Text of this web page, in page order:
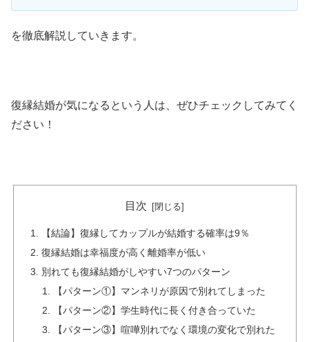
を徹底解説していきます。
復縁結婚が気になるという人は、ぜひチェックしてみてく
ださい！
目次
【結論】復縁してカップルが結婚する確率は9％
復縁結婚は幸福度が高く離婚率が低い
別れても復縁結婚がしやすい7つのパターン
【パターン①】マンネリが原因で別れてしまった
【パターン②】学生時代に長く付き合っていた
【パターン③】喧嘩別れでなく環境の変化で別れた